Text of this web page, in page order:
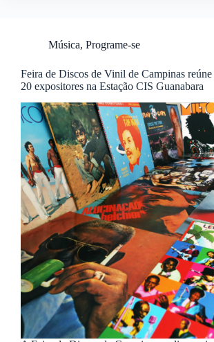
Música, Programe-se
Feira de Discos de Vinil de Campinas reúne
20 expositores na Estação CIS Guanabara